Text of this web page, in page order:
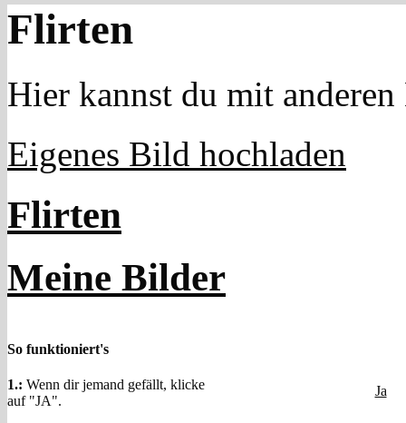
Flirten
Hier kannst du mit
Eigenes Bild hochladen
Flirten
Meine Bilder
So funktioniert's
1.: Wenn dir jemand gefällt, klicke
auf "JA".
Ja